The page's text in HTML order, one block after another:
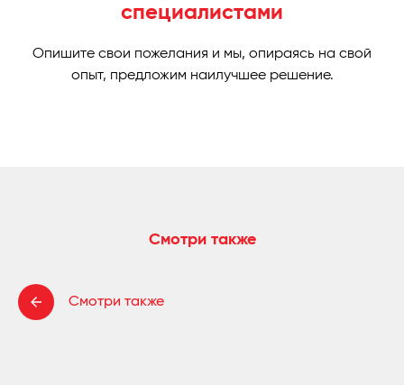
специалистами
Опишите свои пожелания и мы, опираясь на свой
опыт, предложим наилучшее решение.
Смотри также
Смотри также